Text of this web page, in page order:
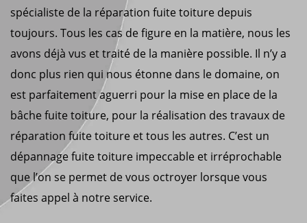
spécialiste de la réparation fuite toiture depuis
toujours. Tous les cas de figure en la matière, nous les
avons déjà vus et traité de la manière possible. Il n’y a
donc plus rien qui nous étonne dans le domaine, on
est parfaitement aguerri pour la mise en place de la
bâche fuite toiture, pour la réalisation des travaux de
réparation fuite toiture et tous les autres. C’est un
dépannage fuite toiture impeccable et irréprochable
que l’on se permet de vous octroyer lorsque vous
faites appel à notre service.